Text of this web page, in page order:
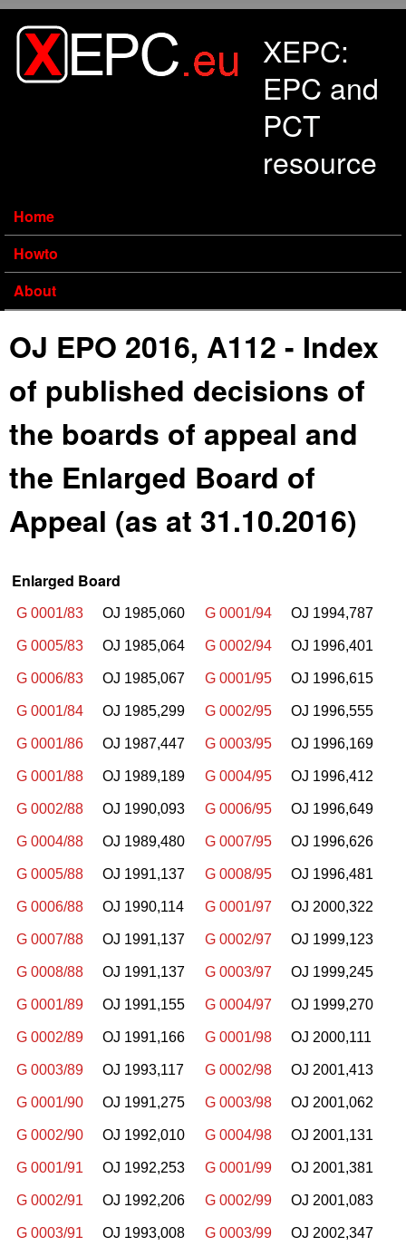
XEPC:
EPC and
PCT
resource
Home
Howto
About
OJ EPO 2016, A112 - Index
of published decisions of
the boards of appeal and
the Enlarged Board of
Appeal (as at 31.10.2016)
Enlarged Board
G 0001/83 OJ 1985,060 G 0001/94 OJ 1994,787
G 0005/83 OJ 1985,064 G 0002/94 OJ 1996,401
G 0006/83 OJ 1985,067 G 0001/95 OJ 1996,615
G 0001/84 OJ 1985,299 G 0002/95 OJ 1996,555
G 0001/86 OJ 1987,447 G 0003/95 OJ 1996,169
G 0001/88 OJ 1989,189 G 0004/95 OJ 1996,412
G 0002/88 OJ 1990,093 G 0006/95 OJ 1996,649
G 0004/88 OJ 1989,480 G 0007/95 OJ 1996,626
G 0005/88 OJ 1991,137 G 0008/95 OJ 1996,481
G 0006/88 OJ 1990,114 G 0001/97 OJ 2000,322
G 0007/88 OJ 1991,137 G 0002/97 OJ 1999,123
G 0008/88 OJ 1991,137 G 0003/97 OJ 1999,245
G 0001/89 OJ 1991,155 G 0004/97 OJ 1999,270
G 0002/89 OJ 1991,166 G 0001/98 OJ 2000,111
G 0003/89 OJ 1993,117 G 0002/98 OJ 2001,413
G 0001/90 OJ 1991,275 G 0003/98 OJ 2001,062
G 0002/90 OJ 1992,010 G 0004/98 OJ 2001,131
G 0001/91 OJ 1992,253 G 0001/99 OJ 2001,381
G 0002/91 OJ 1992,206 G 0002/99 OJ 2001,083
G 0003/91 OJ 1993,008 G 0003/99 OJ 2002,347